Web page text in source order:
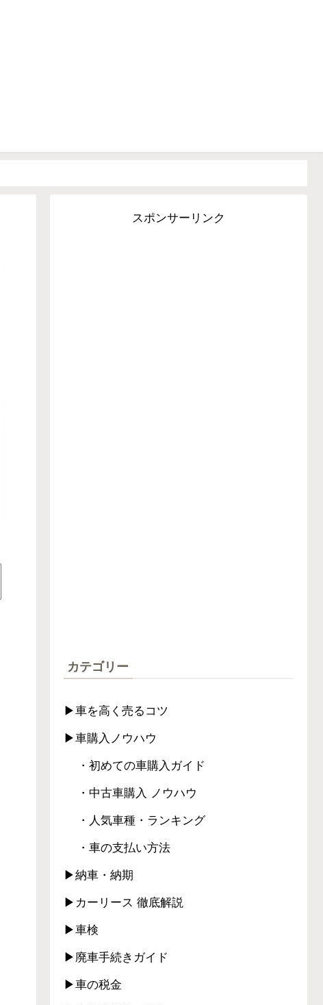
スポンサーリンク
カテゴリー
▶車を高く売るコツ
▶車購入ノウハウ
・初めての車購入ガイド
・中古車購入 ノウハウ
・人気車種・ランキング
・車の支払い方法
▶納車・納期
▶カーリース 徹底解説
▶車検
▶廃車手続きガイド
▶車の税金